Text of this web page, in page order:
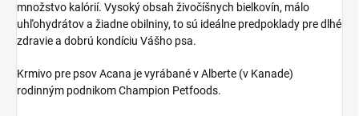
množstvo kalórií. Vysoký obsah živočíšnych bielkovín, málo
uhľohydrátov a žiadne obilniny, to sú ideálne predpoklady pre dlhé
zdravie a dobrú kondíciu Vášho psa.
Krmivo pre psov Acana je vyrábané v Alberte (v Kanade)
rodinným podnikom Champion Petfoods.